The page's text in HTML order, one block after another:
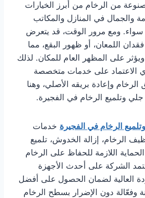
من الرخام من أبرز الخيارات
والجمال في المنازل والمكاتب
سواء. ومع مرور الوقت، قد يتعرض
اللمعان، أو ظهور البقع، مما
على المظهر العام للمكان. لذلك
الاعتماد على خدمات متخصصة
وإعادة بريقه الأصلي، وهنا
وتلميع الرخام في الفجيرة.
الرخام في الفجيرة خدمات
الرخام، إزالة الخدوش، تلميع
اللازمة للحفاظ على الرخام
الشركة على أحدث الأجهزة
العالية لضمان الحصول على أفضل
وفعّالة دون الإضرار بسطح الرخام